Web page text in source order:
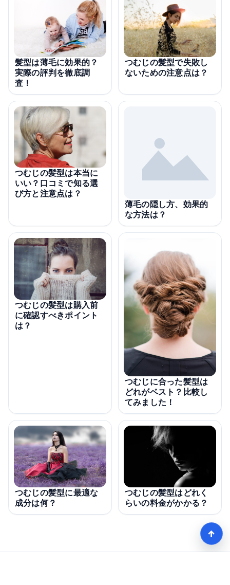
髪型は薄毛に効果的？
実際の評判を徹底調
査！
つむじの髪型で失敗し
ないための注意点は？
つむじの髪型は本当に
いい？口コミで知る選
び方と注意点は？
薄毛の隠し方、効果的
な方法は？
つむじの髪型は購入前
に確認すべきポイント
は？
つむじに合った髪型は
どれがベスト？比較し
てみました！
つむじの髪型に最適な
成分は何？
つむじの髪型はどれく
らいの料金がかかる？
↑